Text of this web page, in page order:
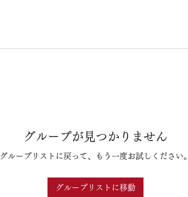
グループが見つかりません
グループリストに戻って、もう一度お試しください。
グループリストに移動